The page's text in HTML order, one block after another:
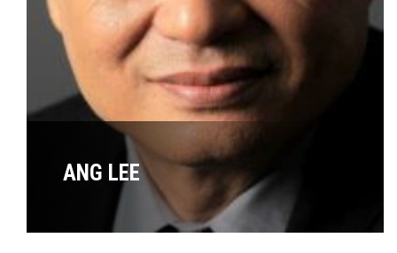
ANG LEE